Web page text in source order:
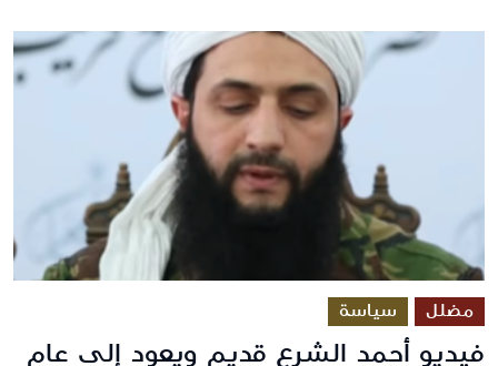
مضلل سياسة
فيديو أحمد الشرع قديم ويعود إلى عام